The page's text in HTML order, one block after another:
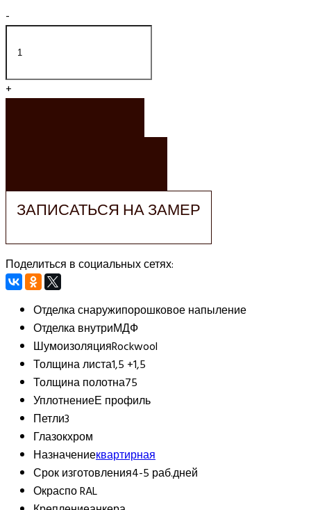
-
+
ЗАПИСАТЬСЯ НА ЗАМЕР
Поделиться в социальных сетях:
Отделка снаружипорошковое напыление
Отделка внутриМДФ
ШумоизоляцияRockwool
Толщина листа1,5 +1,5
Толщина полотна75
УплотнениеЕ профиль
Петли3
Глазокхром
Назначениеквартирная
Срок изготовления4-5 раб.дней
Окраспо RAL